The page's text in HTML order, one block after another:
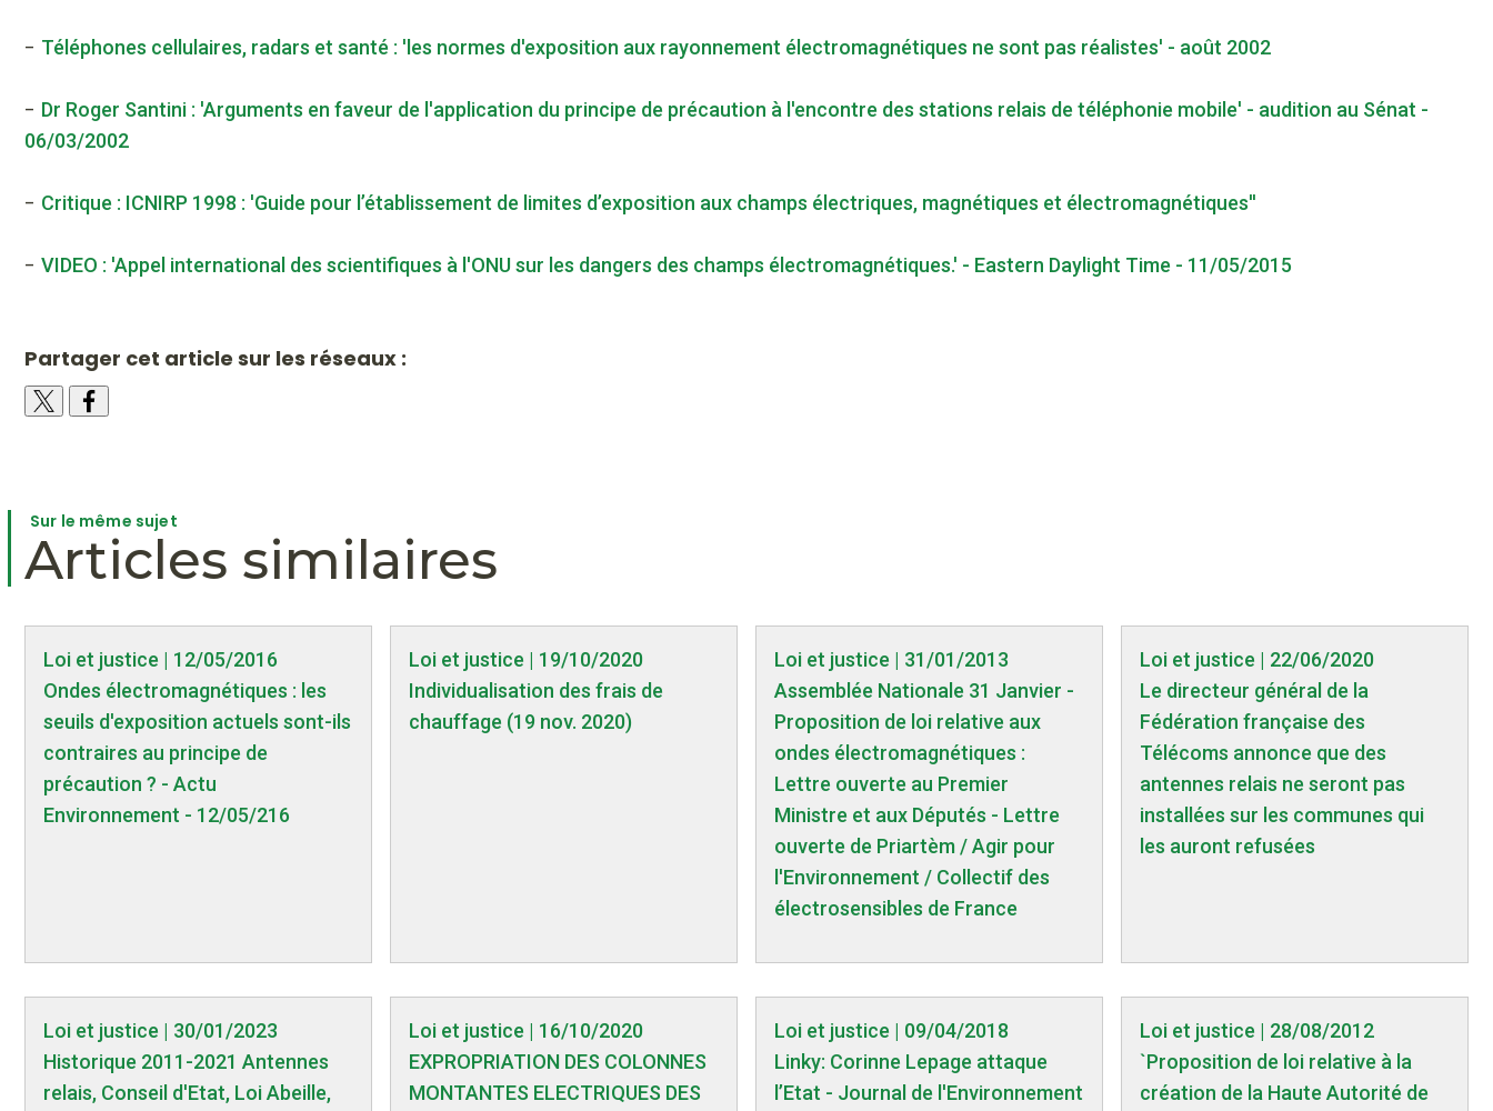
- Téléphones cellulaires, radars et santé : 'les normes d'exposition aux rayonnement électromagnétiques ne sont pas réalistes' - août 2002
- Dr Roger Santini : 'Arguments en faveur de l'application du principe de précaution à l'encontre des stations relais de téléphonie mobile' - audition au Sénat -
06/03/2002
- Critique : ICNIRP 1998 : 'Guide pour l’établissement de limites d’exposition aux champs électriques, magnétiques et électromagnétiques''
- VIDEO : 'Appel international des scientifiques à l'ONU sur les dangers des champs électromagnétiques.' - Eastern Daylight Time - 11/05/2015
Partager cet article sur les réseaux :
Sur le même sujet
Articles similaires
Loi et justice | 12/05/2016
Ondes électromagnétiques : les
seuils d'exposition actuels sont-ils
contraires au principe de
précaution ? - Actu
Environnement - 12/05/216
Loi et justice | 19/10/2020
Individualisation des frais de
chauffage (19 nov. 2020)
Loi et justice | 31/01/2013
Assemblée Nationale 31 Janvier -
Proposition de loi relative aux
ondes électromagnétiques :
Lettre ouverte au Premier
Ministre et aux Députés - Lettre
ouverte de Priartèm / Agir pour
l'Environnement / Collectif des
électrosensibles de France
Loi et justice | 22/06/2020
Le directeur général de la
Fédération française des
Télécoms annonce que des
antennes relais ne seront pas
installées sur les communes qui
les auront refusées
Loi et justice | 30/01/2023
Historique 2011-2021 Antennes
relais, Conseil d'Etat, Loi Abeille,
Loi et justice | 16/10/2020
EXPROPRIATION DES COLONNES
MONTANTES ELECTRIQUES DES
Loi et justice | 09/04/2018
Linky: Corinne Lepage attaque
l’Etat - Journal de l'Environnement
Loi et justice | 28/08/2012
`Proposition de loi relative à la
création de la Haute Autorité de